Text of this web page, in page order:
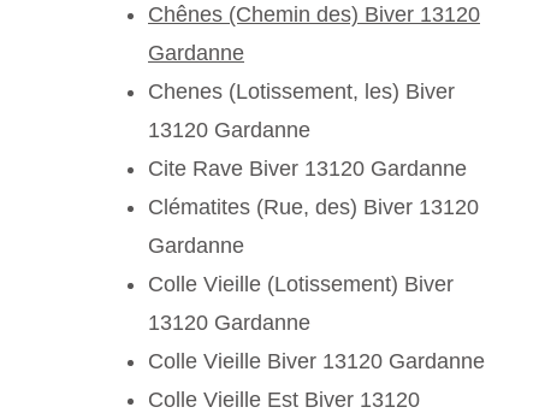
Chênes (Chemin des) Biver 13120
Gardanne
Chenes (Lotissement, les) Biver
13120 Gardanne
Cite Rave Biver 13120 Gardanne
Clématites (Rue, des) Biver 13120
Gardanne
Colle Vieille (Lotissement) Biver
13120 Gardanne
Colle Vieille Biver 13120 Gardanne
Colle Vieille Est Biver 13120